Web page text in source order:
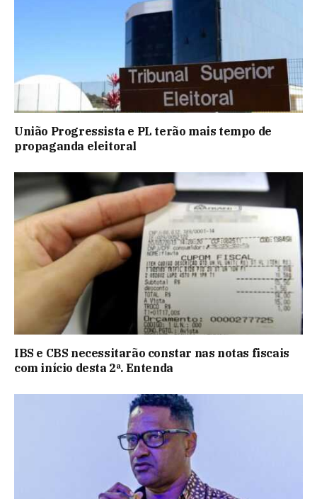
União Progressista e PL terão mais tempo de
propaganda eleitoral
IBS e CBS necessitarão constar nas notas fiscais
com início desta 2ª. Entenda